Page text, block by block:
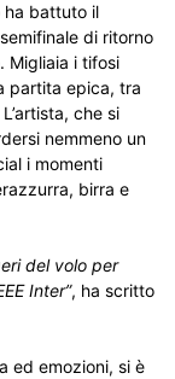
ha battuto il
di ritorno
Migliaia i tifosi
partita epica, tra
che si
nemmeno un
i momenti
birra e
del volo per
Inter”, ha scritto
ed emozioni, si è